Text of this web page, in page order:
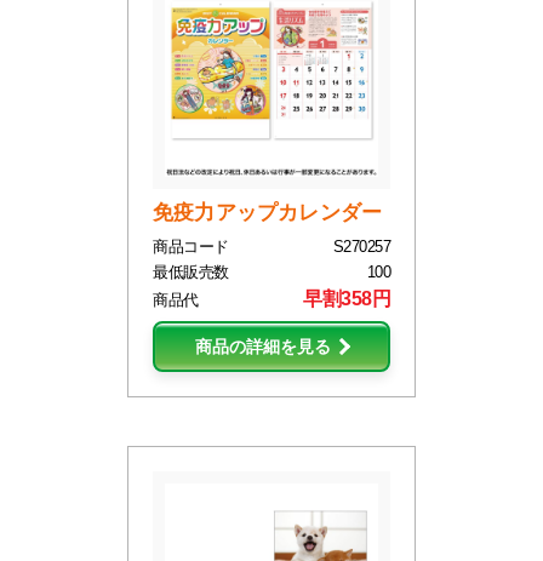
免疫力アップカレンダー
商品コード
S270257
最低販売数
100
商品代
早割358円
商品の詳細を見る